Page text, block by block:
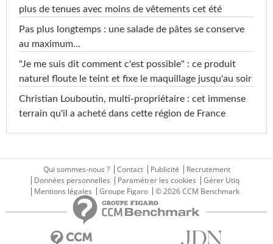
plus de tenues avec moins de vêtements cet été
Pas plus longtemps : une salade de pâtes se conserve
au maximum...
"Je me suis dit comment c'est possible" : ce produit
naturel floute le teint et fixe le maquillage jusqu'au soir
Christian Louboutin, multi-propriétaire : cet immense
terrain qu'il a acheté dans cette région de France
Qui sommes-nous ? Contact Publicité
Recrutement
Données personnelles
Paramétrer les cookies
Gérer Utiq
Mentions légales
Groupe Figaro © 2026 CCM Benchmark